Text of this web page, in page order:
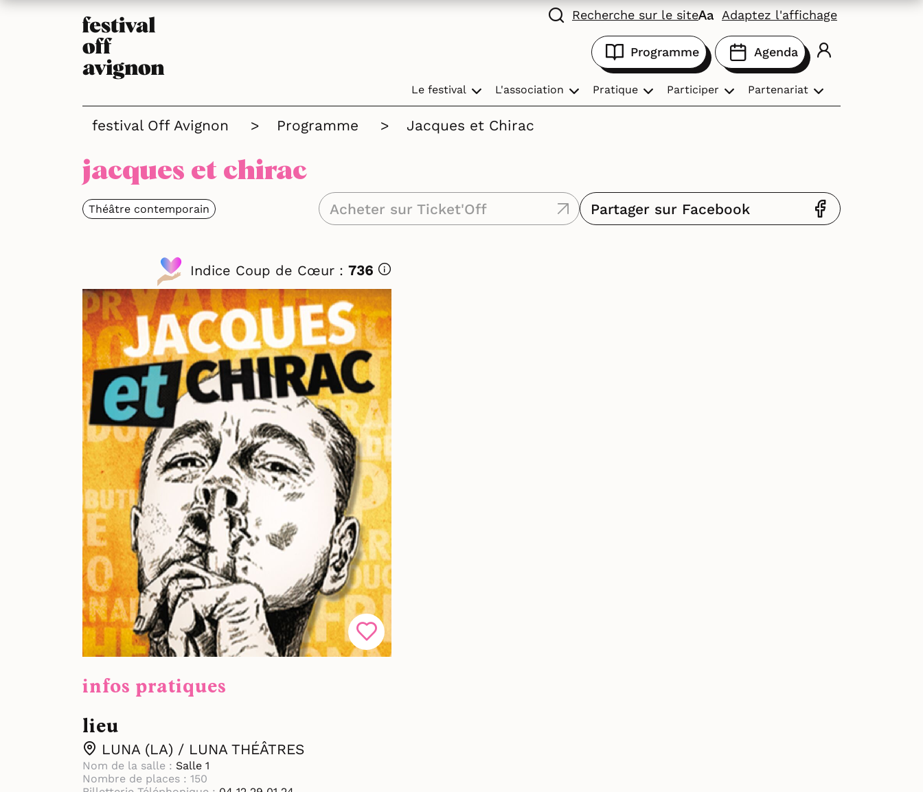
Recherche sur le site Adaptez l'affichage
Le festival L'association Pratique Participer Partenariat
Programme Agenda
festival Off Avignon > Programme > Jacques et Chirac
jacques et chirac
Théâtre contemporain Acheter sur Ticket'Off Partager sur Facebook
Indice Coup de Cœur : 736
infos pratiques
lieu
LUNA (LA) / LUNA THÉÂTRES
Nom de la salle : Salle 1
Nombre de places : 150